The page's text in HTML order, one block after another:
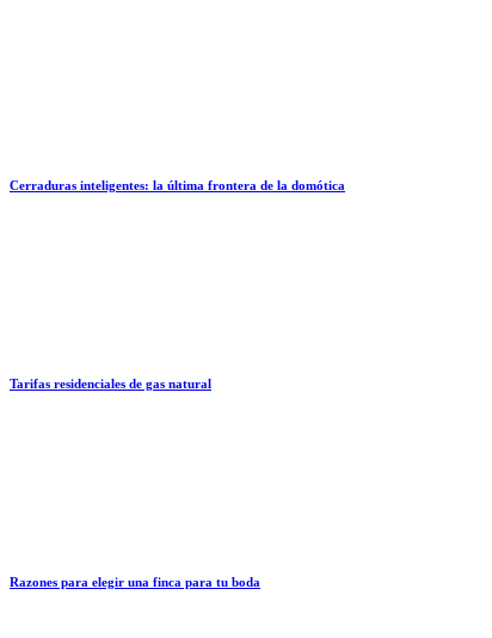
Cerraduras inteligentes: la última frontera de la domótica
Tarifas residenciales de gas natural
Razones para elegir una finca para tu boda